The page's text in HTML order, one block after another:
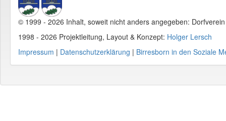
© 1999 - 2026 Inhalt, soweit nicht anders angegeben:
1998 - 2026 Projektleitung, Layout & Konzept: Holger Lersch
Impressum | Datenschutzerklärung | Birresborn in den Soziale